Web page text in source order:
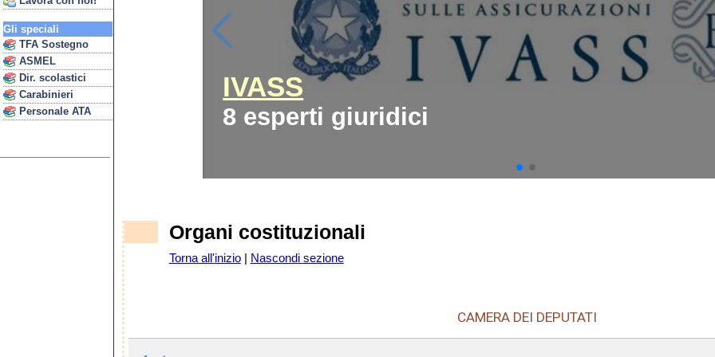
Gli speciali
TFA Sostegno
ASMEL
Dir. scolastici
Carabinieri
Personale ATA
IVASS
8 esperti giuridici
Organi costituzionali
Torna all'inizio| Nascondi sezione
CAMERA DEI DEPUTATI